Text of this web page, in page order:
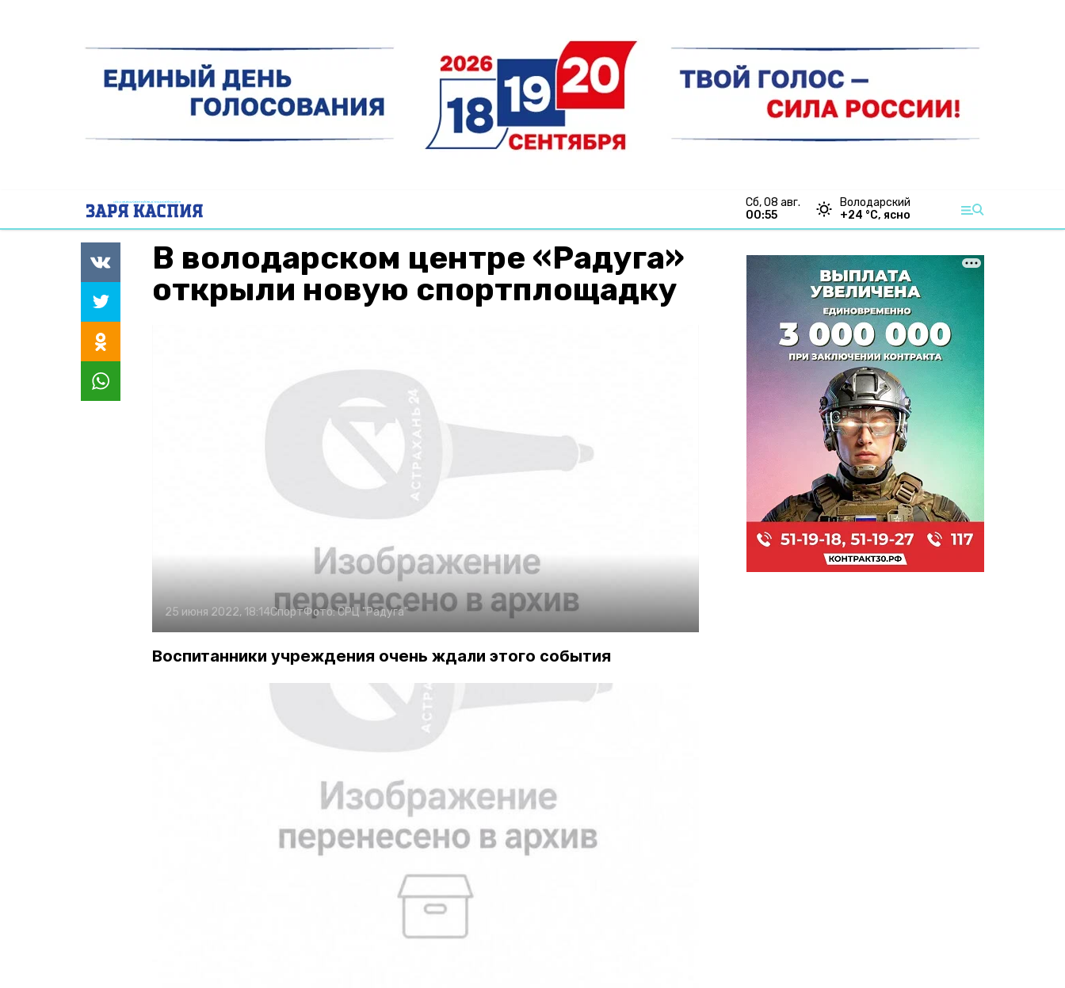
сб, 08 авг.
00:55
Володарский
+24 °С, ясно
В володарском центре «Радуга»
открыли новую спортплощадку
25 июня 2022, 18:14СпортФото:СРЦ "Радуга"
Воспитанники учреждения очень ждали этого события